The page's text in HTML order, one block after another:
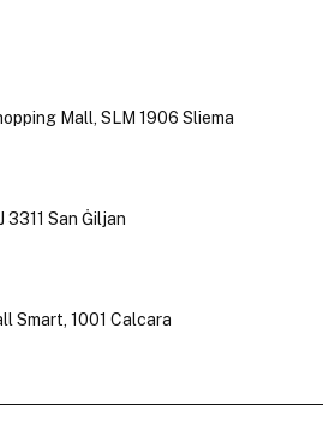
Mall, SLM 1906 Sliema
3311 San Ġiljan
Smart, 1001 Calcara